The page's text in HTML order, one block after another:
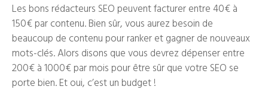
Les bons rédacteurs SEO peuvent facturer entre 40€ à
150€ par contenu. Bien sûr, vous aurez besoin de
beaucoup de contenu pour ranker et gagner de nouveaux
mots-clés. Alors disons que vous devrez dépenser entre
200€ à 1000€ par mois pour être sûr que votre SEO se
porte bien. Et oui, c’est un budget !